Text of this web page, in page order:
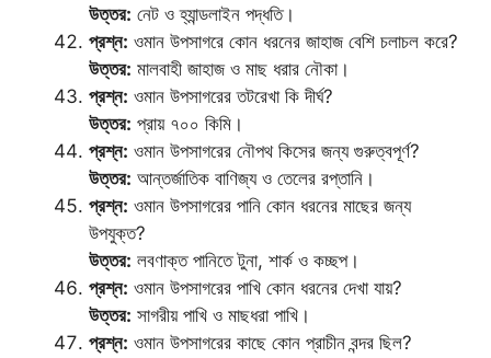
উত্তর: নেট ও হ্যান্ডলাইন পদ্ধতি।
প্রশ্ন: ওমান উপসাগরে কোন ধরনের জাহাজ বেশি চলাচল করে?
উত্তর: মালবাহী জাহাজ ও মাছ ধরার নৌকা।
প্রশ্ন: ওমান উপসাগরের তটরেখা কি দীর্ঘ?
উত্তর: প্রায় ৭০০ কিমি।
প্রশ্ন: ওমান উপসাগরের নৌপথ কিসের জন্য গুরুত্বপূর্ণ?
উত্তর: আন্তর্জাতিক বাণিজ্য ও তেলের রপ্তানি।
প্রশ্ন: ওমান উপসাগরের পানি কোন ধরনের মাছের জন্য
উপযুক্ত?
উত্তর: লবণাক্ত পানিতে টুনা, শার্ক ও কচ্ছপ।
প্রশ্ন: ওমান উপসাগরের পাখি কোন ধরনের দেখা যায়?
উত্তর: সাগরীয় পাখি ও মাছধরা পাখি।
প্রশ্ন: ওমান উপসাগরের কাছে কোন প্রাচীন বন্দর ছিল?